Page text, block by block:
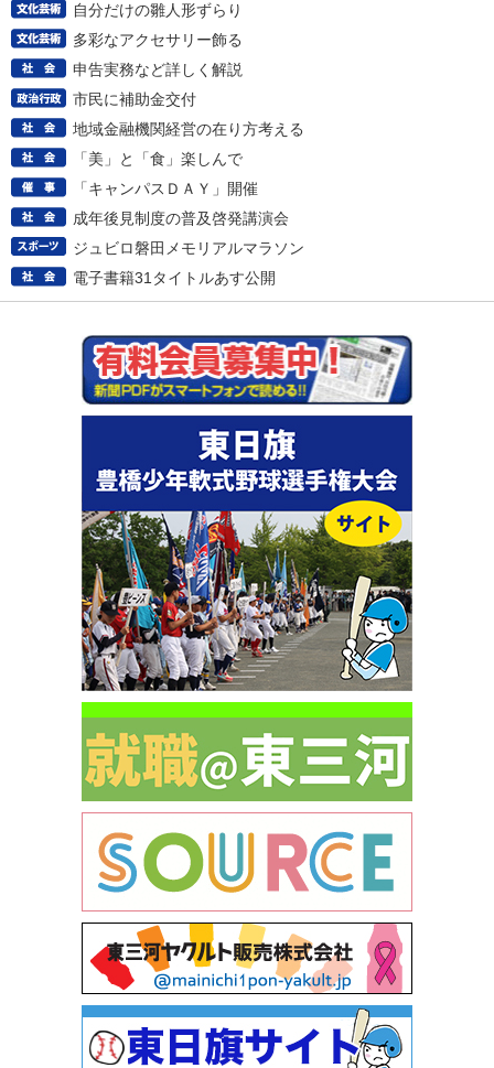
自分だけの雛人形ずらり
多彩なアクセサリー飾る
申告実務など詳しく解説
市民に補助金交付
地域金融機関経営の在り方考える
「美」と「食」楽しんで
「キャンパスＤＡＹ」開催
成年後見制度の普及啓発講演会
ジュビロ磐田メモリアルマラソン
電子書籍31タイトルあす公開